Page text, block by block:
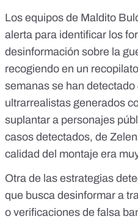
Los equipos de Maldito
alerta para identificar los
desinformación sobre la
recogiendo en un
semanas se han detectado
ultrarrealistas generados
suplantar a personajes
casos detectados, de
calidad del montaje era
Otra de las estrategias
que busca desinformar a
o verificaciones de falsa